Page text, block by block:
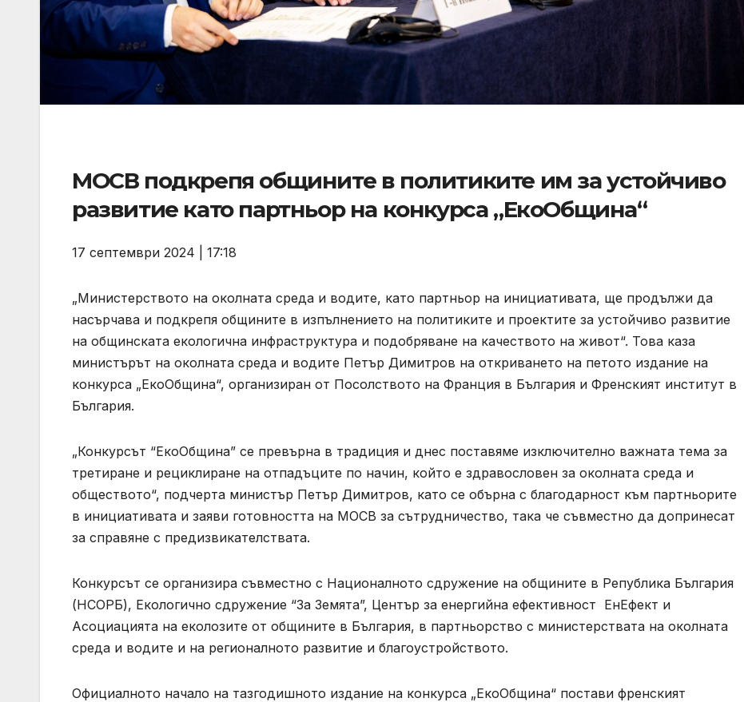
МОСВ подкрепя общините в политиките им за устойчиво
развитие като партньор на конкурса „ЕкоОбщина“
17 септември 2024 | 17:18
„Министерството на околната среда и водите, като партньор на инициативата, ще продължи да
насърчава и подкрепя общините в изпълнението на политиките и проектите за устойчиво развитие
на общинската екологична инфраструктура и подобряване на качеството на живот“. Това каза
министърът на околната среда и водите Петър Димитров на откриването на петото издание на
конкурса „ЕкоОбщина“, организиран от Посолството на Франция в България и Френският институт в
България.
„Конкурсът “ЕкоОбщина” се превърна в традиция и днес поставяме изключително важната тема за
третиране и рециклиране на отпадъците по начин, който е здравословен за околната среда и
обществото“, подчерта министър Петър Димитров, като се обърна с благодарност към партньорите
в инициативата и заяви готовността на МОСВ за сътрудничество, така че съвместно да допринесат
за справяне с предизвикателствата.
Конкурсът се организира съвместно с Националното сдружение на общините в Република България
(НСОРБ), Екологично сдружение “За Земята”, Център за енергийна ефективност ЕнЕфект и
Асоциацията на еколозите от общините в България, в партньорство с министерствата на околната
среда и водите и на регионалното развитие и благоустройството.
Официалното начало на тазгодишното издание на конкурса „ЕкоОбщина“ постави френският